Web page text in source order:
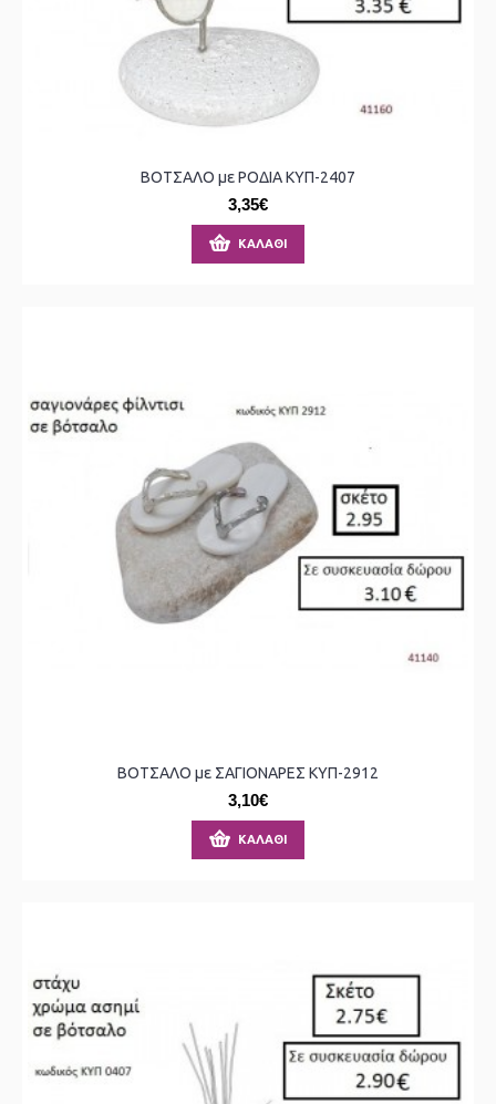
ΒΟΤΣΑΛΟ με ΡΟΔΙΑ ΚΥΠ-2407
3,35€
ΚΑΛΆΘΙ
ΒΟΤΣΑΛΟ με ΣΑΓΙΟΝΑΡΕΣ ΚΥΠ-2912
3,10€
ΚΑΛΆΘΙ